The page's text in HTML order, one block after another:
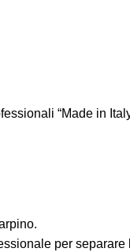
“Made in
per